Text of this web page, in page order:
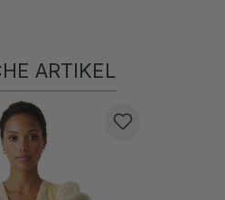
Produktgalerie überspringen